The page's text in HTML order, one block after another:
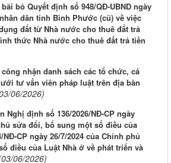
bỏ Quyết định số 948/QĐ-UBND ngày
dân tỉnh Bình Phước (cũ) về việc
đất từ Nhà nước cho thuê đất trả
thức Nhà nước cho thuê đất trả tiền
nhận danh sách các tổ chức, cá
tư vấn viên pháp luật trên địa bàn
06/2026)
Nghị định số 136/2026/NĐ-CP ngày
sửa đổi, bổ sung một số điều của
CP ngày 26/7/2024 của Chính phủ
điều của Luật Nhà ở về phát triển và
06/2026)